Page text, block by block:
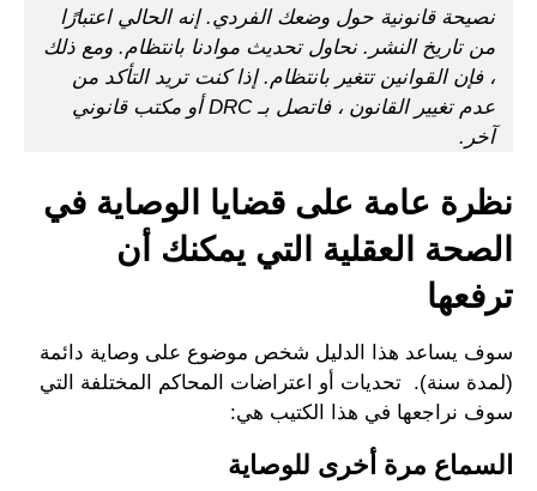
نصيحة قانونية حول وضعك الفردي. إنه الحالي اعتبارًا
من تاريخ النشر. نحاول تحديث موادنا بانتظام. ومع ذلك
، فإن القوانين تتغير بانتظام. إذا كنت تريد التأكد من
عدم تغيير القانون ، فاتصل بـ DRC أو مكتب قانوني
آخر.
نظرة عامة على قضايا الوصاية في
الصحة العقلية التي يمكنك أن
ترفعها
سوف يساعد هذا الدليل شخص موضوع على وصاية دائمة
(لمدة سنة). تحديات أو اعتراضات المحاكم المختلفة التي
سوف نراجعها في هذا الكتيب هي:
السماع مرة أخرى للوصاية